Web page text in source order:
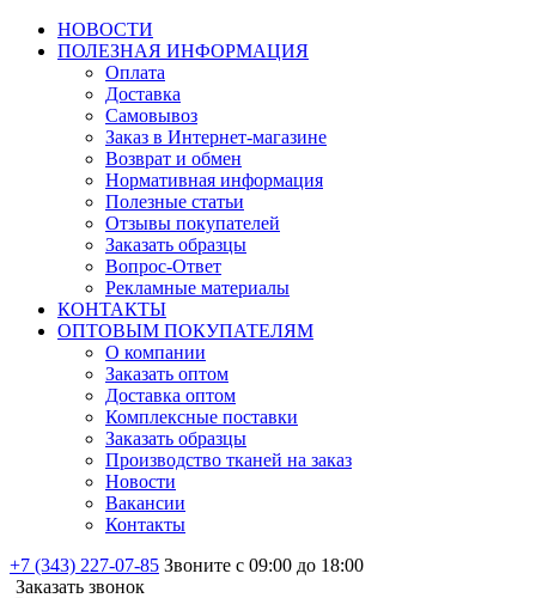
НОВОСТИ
ПОЛЕЗНАЯ ИНФОРМАЦИЯ
Оплата
Доставка
Самовывоз
Заказ в Интернет-магазине
Возврат и обмен
Нормативная информация
Полезные статьи
Отзывы покупателей
Заказать образцы
Вопрос-Ответ
Рекламные материалы
КОНТАКТЫ
ОПТОВЫМ ПОКУПАТЕЛЯМ
О компании
Заказать оптом
Доставка оптом
Комплексные поставки
Заказать образцы
Производство тканей на заказ
Новости
Вакансии
Контакты
+7 (343) 227-07-85 Звоните с 09:00 до 18:00
Заказать звонок